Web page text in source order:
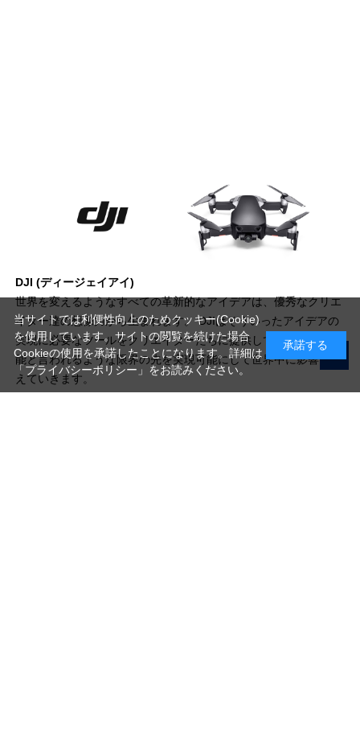
DJI (ディージェイアイ)
世界を変えるようなすべての革新的なアイデアは、優秀なクリエ
イター達の想像力から生まれます。 DJIはそういったアイデアの
実現に必要なツールをクリエイターたちに提供しています。不可
能と言われるような限界の先を実現可能にして世界中に影響を与
えていきます。
当サイトでは利便性向上のためクッキー(Cookie)
を使用しています。サイトの閲覧を続けた場合
Cookieの使用を承諾したことになります。詳細は
「プライバシーポリシー」 をお読みください。
承諾する